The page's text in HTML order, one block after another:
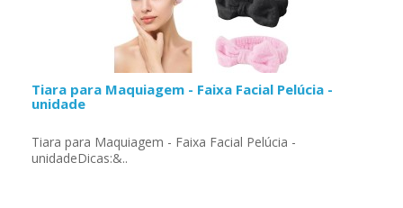
Tiara para Maquiagem - Faixa Facial Pelúcia -
unidade
Tiara para Maquiagem - Faixa Facial Pelúcia -
unidadeDicas:&..